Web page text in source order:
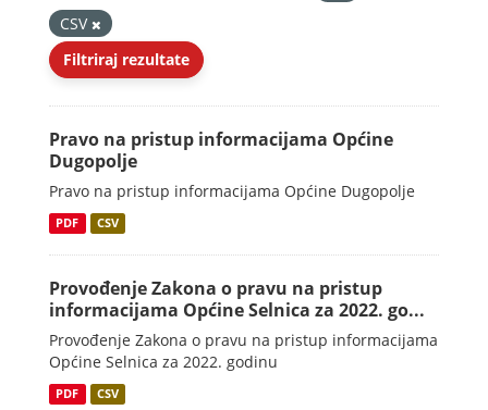
CSV
Filtriraj rezultate
Pravo na pristup informacijama Općine
Dugopolje
Pravo na pristup informacijama Općine Dugopolje
PDF CSV
Provođenje Zakona o pravu na pristup
informacijama Općine Selnica za 2022. go...
Provođenje Zakona o pravu na pristup informacijama
Općine Selnica za 2022. godinu
PDF CSV